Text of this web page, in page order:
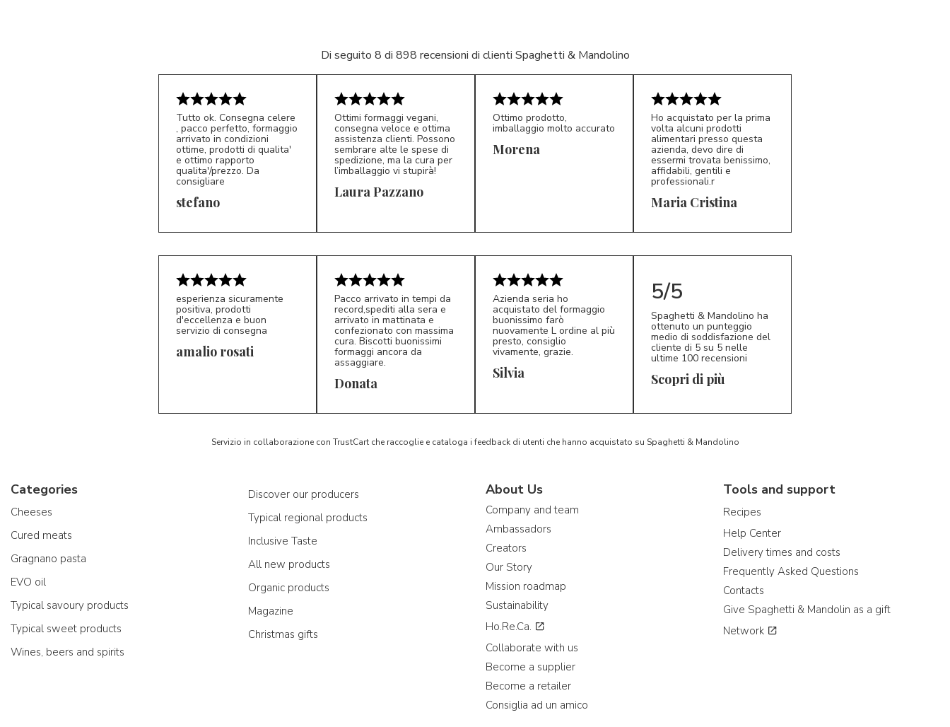
Di seguito 8 di 898 recensioni di clienti Spaghetti & Mandolino
S*
Tutto ok. Consegna celere
, pacco perfetto, formaggio
arrivato in condizioni
ottime, prodotti di qualita'
e ottimo rapporto
qualita'/prezzo. Da
consigliare
stefano LP 5/5
Ottimi formaggi vegani,
consegna veloce e ottima
assistenza clienti. Possono
sembrare alte le spese di
spedizione, ma la cura per
l’imballaggio vi stupirà!
Laura Pazzano
Ottimo prodotto,
imballaggio molto accurato
Morena
MC 5/5
Ho acquistato per la prima
volta alcuni prodotti
alimentari presso questa
azienda, devo dire di
essermi trovata benissimo,
affidabili, gentili e
professionali.r
Maria Cristina
esperienza sicuramente
positiva, prodotti
d'eccellenza e buon
servizio di consegna
amalio rosati
D*
Pacco arrivato in tempi da
record,spediti alla sera e
arrivato in mattinata e
confezionato con massima
cura. Biscotti buonissimi
formaggi ancora da
assaggiare.
Donata S*
Azienda seria ho
acquistato del formaggio
buonissimo farò
nuovamente L ordine al più
presto, consiglio
vivamente, grazie.
Silvia
5/5
Spaghetti & Mandolino ha
ottenuto un punteggio
medio di soddisfazione del
cliente di 5 su 5 nelle
ultime 100 recensioni
Scopri di più
Servizio in collaborazione con TrustCart che raccoglie e cataloga i feedback di utenti che hanno acquistato su Spaghetti & Mandolino
Categories
Cheeses
Cured meats
Gragnano pasta
EVO oil
Typical savoury products
Typical sweet products
Wines, beers and spirits
Discover our producers
Typical regional products
Inclusive Taste
All new products
Organic products
Magazine
Christmas gifts
About Us
Company and team
Ambassadors
Creators
Our Story
Mission roadmap
Sustainability
Ho.Re.Ca.
Collaborate with us
Become a supplier
Become a retailer
Consiglia ad un amico
Tools and support
Recipes
Help Center
Delivery times and costs
Frequently Asked Questions
Contacts
Give Spaghetti & Mandolin as a gift
Network